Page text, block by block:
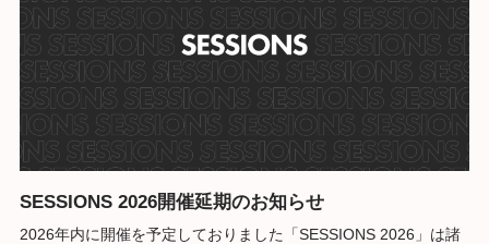
SESSIONS 2026開催延期のお知らせ
2026年内に開催を予定しておりました「SESSIONS 2026」は諸